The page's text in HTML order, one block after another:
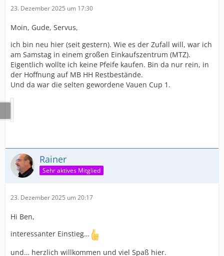
23. Dezember 2025 um 17:30
Moin, Gude, Servus,
ich bin neu hier (seit gestern). Wie es der Zufall will, war ich
am Samstag in einem großen Einkaufszentrum (MTZ).
Eigentlich wollte ich keine Pfeife kaufen. Bin da nur rein, in
der Hoffnung auf MB HH Restbestände.
Und da war die selten gewordene Vauen Cup 1.
Rainer
Sehr aktives Mitglied
23. Dezember 2025 um 20:17
Hi Ben,
interessanter Einstieg…
und… herzlich willkommen und viel Spaß hier.